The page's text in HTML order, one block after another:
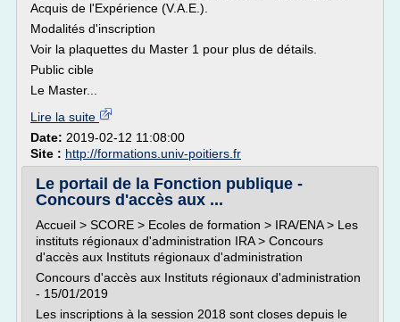
Acquis de l'Expérience (V.A.E.).
Modalités d'inscription
Voir la plaquettes du Master 1 pour plus de détails.
Public cible
Le Master...
Lire la suite
Date: 2019-02-12 11:08:00
Site : http://formations.univ-poitiers.fr
Le portail de la Fonction publique -
Concours d'accès aux ...
Accueil > SCORE > Ecoles de formation > IRA/ENA > Les
instituts régionaux d'administration IRA > Concours
d'accès aux Instituts régionaux d'administration
Concours d'accès aux Instituts régionaux d'administration
- 15/01/2019
Les inscriptions à la session 2018 sont closes depuis le